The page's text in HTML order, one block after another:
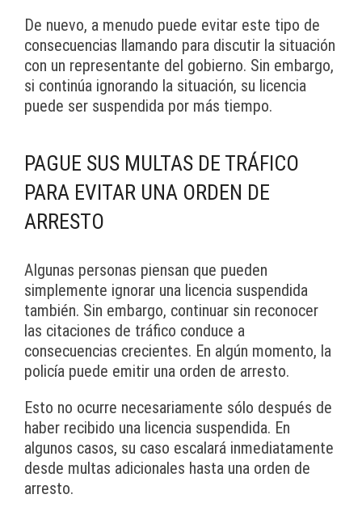
De nuevo, a menudo puede evitar este tipo de
consecuencias llamando para discutir la situación
con un representante del gobierno. Sin embargo,
si continúa ignorando la situación, su licencia
puede ser suspendida por más tiempo.
PAGUE SUS MULTAS DE TRÁFICO
PARA EVITAR UNA ORDEN DE
ARRESTO
Algunas personas piensan que pueden
simplemente ignorar una licencia suspendida
también. Sin embargo, continuar sin reconocer
las citaciones de tráfico conduce a
consecuencias crecientes. En algún momento, la
policía puede emitir una orden de arresto.
Esto no ocurre necesariamente sólo después de
haber recibido una licencia suspendida. En
algunos casos, su caso escalará inmediatamente
desde multas adicionales hasta una orden de
arresto.